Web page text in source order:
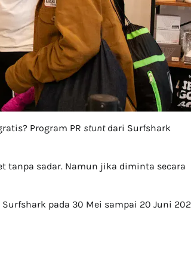
Program PR stuntdari Surfshark
tanpa sadar. Namun jika diminta secara
pada 30 Mei sampai 20 Juni